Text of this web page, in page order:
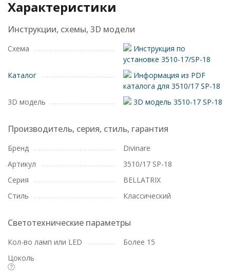
Характеристики
Инструкции, схемы, 3D модели
Схема
Инструкция по
установке 3510-17/SP-18
Каталог
Информация из PDF
каталога для 3510/17 SP-18
3D модель
3D модель 3510-17 SP-18
Производитель, серия, стиль, гарантия
Бренд
Divinare
Артикул
3510/17 SP-18
Серия
BELLATRIX
Стиль
Классический
Светотехнические параметры
Кол-во ламп или LED
Более 15
Цоколь